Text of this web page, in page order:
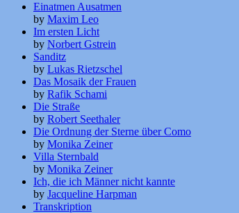
Einatmen Ausatmen
by Maxim Leo
Im ersten Licht
by Norbert Gstrein
Sanditz
by Lukas Rietzschel
Das Mosaik der Frauen
by Rafik Schami
Die Straße
by Robert Seethaler
Die Ordnung der Sterne über Como
by Monika Zeiner
Villa Sternbald
by Monika Zeiner
Ich, die ich Männer nicht kannte
by Jacqueline Harpman
Transkription